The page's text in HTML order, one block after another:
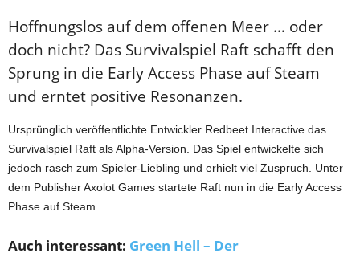
Hoffnungslos auf dem offenen Meer … oder
doch nicht? Das Survivalspiel Raft schafft den
Sprung in die Early Access Phase auf Steam
und erntet positive Resonanzen.
Ursprünglich veröffentlichte Entwickler Redbeet Interactive das
Survivalspiel Raft als Alpha-Version. Das Spiel entwickelte sich
jedoch rasch zum Spieler-Liebling und erhielt viel Zuspruch. Unter
dem Publisher Axolot Games startete Raft nun in die Early Access
Phase auf Steam.
Auch interessant: Green Hell – Der